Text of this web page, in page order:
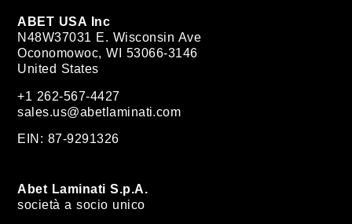
ABET USA Inc
N48W37031 E. Wisconsin Ave
Oconomowoc, WI 53066-3146
United States
+1 262-567-4427
sales.us@abetlaminati.com
EIN: 87-9291326
Abet Laminati S.p.A.
società a socio unico